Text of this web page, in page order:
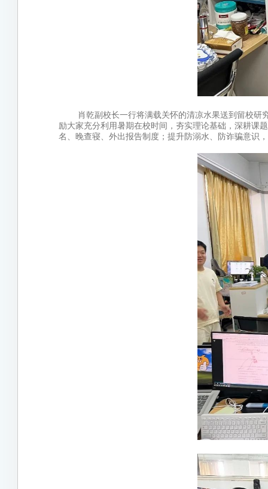
肖乾副校长一行将满载关怀的清凉水果送到留校
励大家充分利用暑期在校时间，夯实理论基础，深耕课
名、晚查寝、外出报告制度；提升防溺水、防诈骗意识